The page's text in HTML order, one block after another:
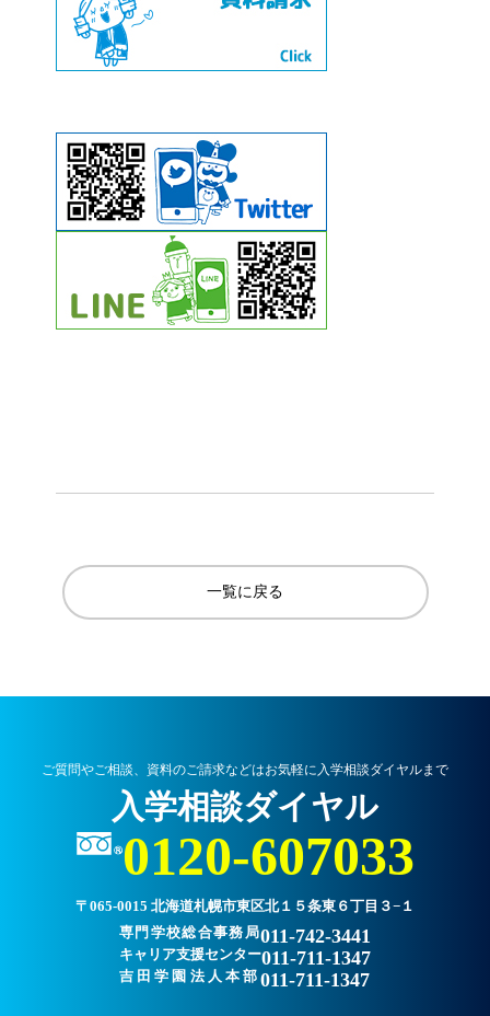
一覧に戻る
ご質問やご相談、資料のご請求などはお気軽に入学相談ダイヤルまで
入学相談ダイヤル
0120-607033
〒065-0015 北海道札幌市東区北１５条東６丁目３−１
専門学校総合事務局011-742-3441
キャリア支援センター011-711-1347
吉田学園法人本部011-711-1347